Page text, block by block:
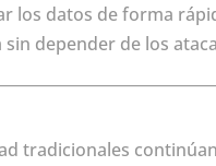
los datos de forma
depender de los
tradicionales